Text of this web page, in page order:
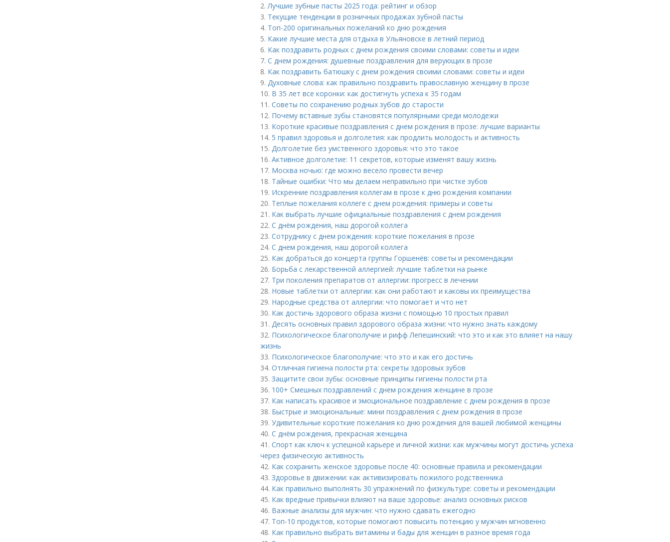
2.Лучшие зубные пасты 2025 года: рейтинг и обзор
3. Текущие тенденции в розничных продажах зубной пасты
4. Топ-200 оригинальных пожеланий ко дню рождения
5. Какие лучшие места для отдыха в Ульяновске в летний период
6. Как поздравить родных с днем рождения своими словами: советы и идеи
7. С днем рождения: душевные поздравления для верующих в прозе
8. Как поздравить батюшку с днем рождения своими словами: советы и идеи
9. Духовные слова: как правильно поздравить православную женщину в прозе
10. В 35 лет все коронки: как достигнуть успеха к 35 годам
11. Советы по сохранению родных зубов до старости
12. Почему вставные зубы становятся популярными среди молодежи
13. Короткие красивые поздравления с днем рождения в прозе: лучшие варианты
14. 5 правил здоровья и долголетия: как продлить молодость и активность
15. Долголетие без умственного здоровья: что это такое
16. Активное долголетие: 11 секретов, которые изменят вашу жизнь
17. Москва ночью: где можно весело провести вечер
18. Тайные ошибки: Что мы делаем неправильно при чистке зубов
19. Искренние поздравления коллегам в прозе к дню рождения компании
20. Теплые пожелания коллеге с днем рождения: примеры и советы
21. Как выбрать лучшие официальные поздравления с днем рождения
22. С днём рождения, наш дорогой коллега
23. Сотруднику с днем рождения: короткие пожелания в прозе
24. С днем рождения, наш дорогой коллега
25. Как добраться до концерта группы Горшенёв: советы и рекомендации
26. Борьба с лекарственной аллергией: лучшие таблетки на рынке
27. Три поколения препаратов от аллергии: прогресс в лечении
28. Новые таблетки от аллергии: как они работают и каковы их преимущества
29. Народные средства от аллергии: что помогает и что нет
30. Как достичь здорового образа жизни с помощью 10 простых правил
31. Десять основных правил здорового образа жизни: что нужно знать каждому
32. Психологическое благополучие и рифф Лепешинский: что это и как это влияет на нашу
жизнь
33. Психологическое благополучие: что это и как его достичь
34. Отличная гигиена полости рта: секреты здоровых зубов
35. Защитите свои зубы: основные принципы гигиены полости рта
36. 100+ Смешных поздравлений с днем рождения женщине в прозе
37. Как написать красивое и эмоциональное поздравление с днем рождения в прозе
38. Быстрые и эмоциональные: мини поздравления с днем рождения в прозе
39. Удивительные короткие пожелания ко дню рождения для вашей любимой женщины
40. С днём рождения, прекрасная женщина
41. Спорт как ключ к успешной карьере и личной жизни: как мужчины могут достичь успеха
через физическую активность
42. Как сохранить женское здоровье после 40: основные правила и рекомендации
43. Здоровье в движении: как активизировать пожилого родственника
44. Как правильно выполнять 30 упражнений по физкультуре: советы и рекомендации
45. Как вредные привычки влияют на ваше здоровье: анализ основных рисков
46. Важные анализы для мужчин: что нужно сдавать ежегодно
47. Топ-10 продуктов, которые помогают повысить потенцию у мужчин мгновенно
48. Как правильно выбрать витамины и бады для женщин в разное время года